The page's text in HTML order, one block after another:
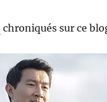
chroniqués sur ce